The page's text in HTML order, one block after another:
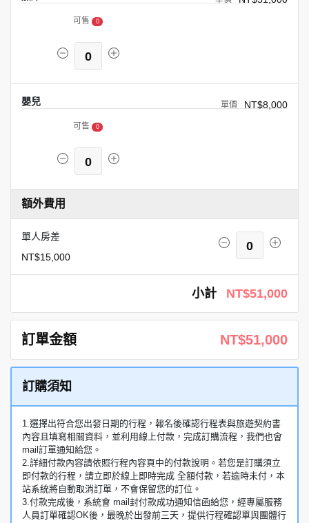
可售 0
0
嬰兒 NT$8,000
可售 0
0
額外費用
單人房差
NT$15,000
0
小計 NT$51,000
訂單金額 NT$51,000
訂購須知
1.選擇出符合您出發日期的行程，報名後確認行程表與旅遊契約書
內容且填寫相關資料，並利用線上付款，完成訂購流程，我們也會
mail訂單通知給您。
2.詳細付款內容請依照行程內容頁中的付款說明。若您是訂購須立
即付款的行程，請立即於線上即時完成 全額付款，若逾時未付，本
站系統將自動取消訂單，不會保留您的訂位。
3.付款完成後，系統會 mail封付款成功通知信函給您，經專屬服務
人員訂單確認OK後，最晚於出發前三天，提供行程確認單與團體行